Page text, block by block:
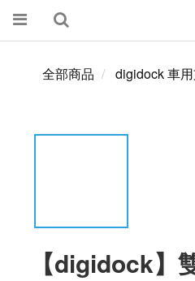
全部商品 digidock 車
【digidock】